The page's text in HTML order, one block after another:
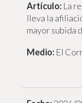
La
lleva la
mayor subida
El